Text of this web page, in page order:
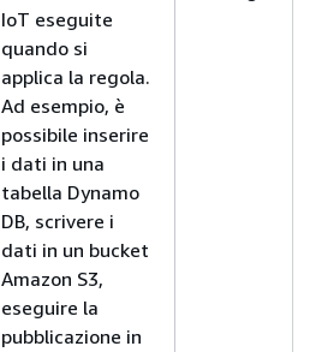
IoT eseguite
quando si
applica la regola.
Ad esempio, è
possibile inserire
i dati in una
tabella Dynamo
DB, scrivere i
dati in un bucket
Amazon S3,
eseguire la
pubblicazione in